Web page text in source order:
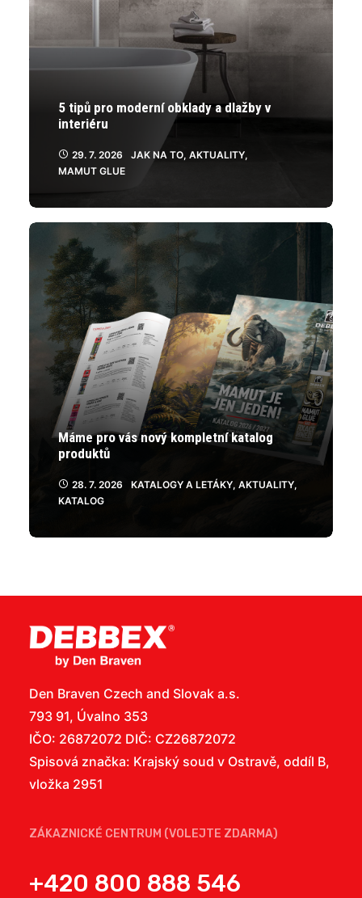
5 tipů pro moderní obklady a dlažby v
interiéru
29. 7. 2026 JAK NA TO, AKTUALITY,
MAMUT GLUE
Máme pro vás nový kompletní katalog
produktů
28. 7. 2026 KATALOGY A LETÁKY, AKTUALITY,
KATALOG
Den Braven Czech and Slovak a.s.
793 91, Úvalno 353
IČO: 26872072 DIČ: CZ26872072
Spisová značka: Krajský soud v Ostravě, oddíl B,
vložka 2951
ZÁKAZNICKÉ CENTRUM (VOLEJTE ZDARMA)
+420 800 888 546